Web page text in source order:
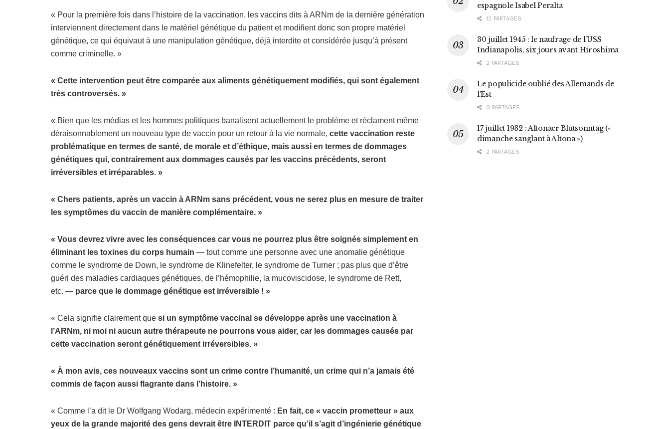
« Pour la première fois dans l’histoire de la vaccination, les vaccins dits à ARNm de la dernière génération
interviennent directement dans le matériel génétique du patient et modifient donc son propre matériel
génétique, ce qui équivaut à une manipulation génétique, déjà interdite et considérée jusqu’à présent
comme criminelle. »
« Cette intervention peut être comparée aux aliments génétiquement modifiés, qui sont également
très controversés. »
« Bien que les médias et les hommes politiques banalisent actuellement le problème et réclament même
déraisonnablement un nouveau type de vaccin pour un retour à la vie normale, cette vaccination reste
problématique en termes de santé, de morale et d’éthique, mais aussi en termes de dommages
génétiques qui, contrairement aux dommages causés par les vaccins précédents, seront
irréversibles et irréparables. »
« Chers patients, après un vaccin à ARNm sans précédent, vous ne serez plus en mesure de traiter
les symptômes du vaccin de manière compl émentaire. »
« Vous devrez vivre avec les conséquences car vous ne pourrez plus être soignés simplement en
éliminant les toxines du corps humain — tout comme une personne avec une anomalie génétique
comme le syndrome de Down, le syndrome de Klinefelter, le syndrome de Turner ; pas plus que d’être
guéri des maladies cardiaques génétiques, de l’hémophilie, la mucoviscidose, le syndrome de Rett,
etc. — parce que le dommage génétique est irréversible ! »
« Cela signifie clairement que si un symptôme vaccinal se développe après une vaccination à
l’ARNm, ni moi ni aucun autre thérapeute ne pourrons vous aider, car les dommages causés par
cette vaccination seront génétiquement irréversibles. »
« À mon avis, ces nouveaux vaccins sont un crime contre l’humanité, un crime qui n’a jamais été
commis de façon aussi flagrante dans l’histoire. »
« Comme l’a dit le Dr Wolfgang Wodarg, médecin expérimenté : En fait, ce « vaccin prometteur » aux
yeux de la grande majorité des gens devrait être INTERDIT parce qu’il s’agit d’ingénierie génétique
espagnole Isabel Peralta
12 PARTAGES
30 juillet 1945 : le naufrage de l’USS
Indianapolis, six jours avant Hiroshima
2 PARTAGES
Le populicide oublié des Allemands de
l’Est
0 PARTAGES
17 juillet 1932 : Altonaer Blutsonntag («
dimanche sanglant à Altona »)
2 PARTAGES